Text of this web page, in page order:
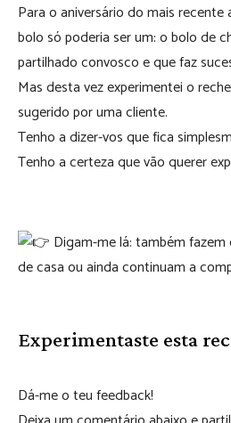
Para o aniversário do mais
bolo só poderia ser um: o bolo de
partilhado convosco e que faz
Mas desta vez experimentei o
sugerido por uma cliente.
Tenho a dizer-vos que fica
Tenho a certeza que vão querer
Digam-me lá: também
de casa ou ainda continuam a
Experimentaste esta
Dá-me o teu feedback!